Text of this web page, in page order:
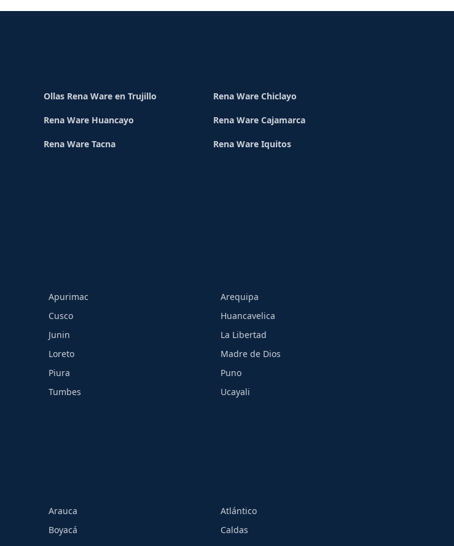
Ollas Rena Ware en Trujillo Rena Ware Chiclayo
Rena Ware Huancayo Rena Ware Cajamarca
Rena Ware Tacna Rena Ware Iquitos
Apurimac
Arequipa
Cusco
Huancavelica
Junin
La Libertad
Loreto
Madre de Dios
Piura
Puno
Tumbes Ucayali
Arauca
Atlántico
Boyacá
Caldas